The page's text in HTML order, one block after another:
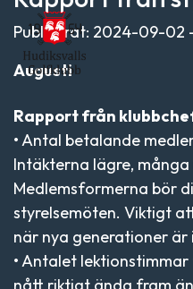
Publicerat: 2024-09-02
Augusti
Rapport från
• Antal betalande
Intäkterna lägre,
Medlemsformerna bör
styrelsemöten. Viktigt
när nya generationer är
• Antalet